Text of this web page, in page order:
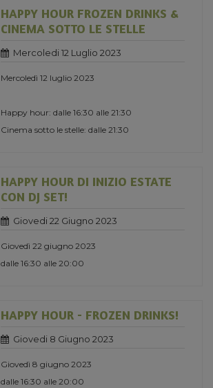
HAPPY HOUR FROZEN DRINKS &
CINEMA SOTTO LE STELLE
Mercoledi 12 Luglio 2023
Mercoledì 12 luglio 2023
Happy hour: dalle 16:30 alle 21:30
Cinema sotto le stelle: dalle 21:30
HAPPY HOUR DI INIZIO ESTATE
CON DJ SET!
Giovedi 22 Giugno 2023
Giovedì 22 giugno 2023
dalle 16:30 alle 20:00
HAPPY HOUR - FROZEN DRINKS!
Giovedi 8 Giugno 2023
Giovedì 8 giugno 2023
dalle 16:30 alle 20:00